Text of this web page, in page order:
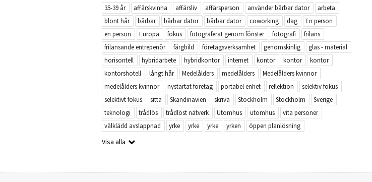
35-39 år affärskvinna affärsliv affärsperson använder bärbar dator
arbeta
blont hår
bärbar bärbar dator bärbar dator coworking dag
En person
en person
Europa fokus fotograferat genom fönster fotografi
frilans
frilansande entrepenör
färgbild företagsverksamhet genomskinlig
glas - material
horisontell
hybridarbete hybridkontor internet kontor kontor
kontor
kontorshotell
långt hår Medelålders medelålders
Medelålders kvinnor
medelålders kvinnor
nystartat företag portabel enhet reflektion
selektiv fokus
selektivt fokus
sitta Skandinavien skriva Stockholm Stockholm
Sverige
teknologi
trådlös trådlöst nätverk Utomhus utomhus
vita personer
välklädd avslappnad
yrke yrke yrke yrken öppen planlösning
Visa alla